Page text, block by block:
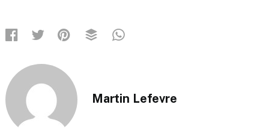
Martin Lefevre